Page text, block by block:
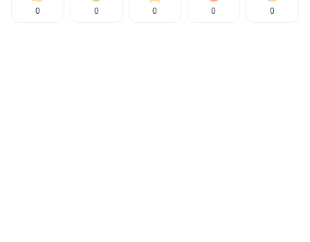
0 0 0 0 0